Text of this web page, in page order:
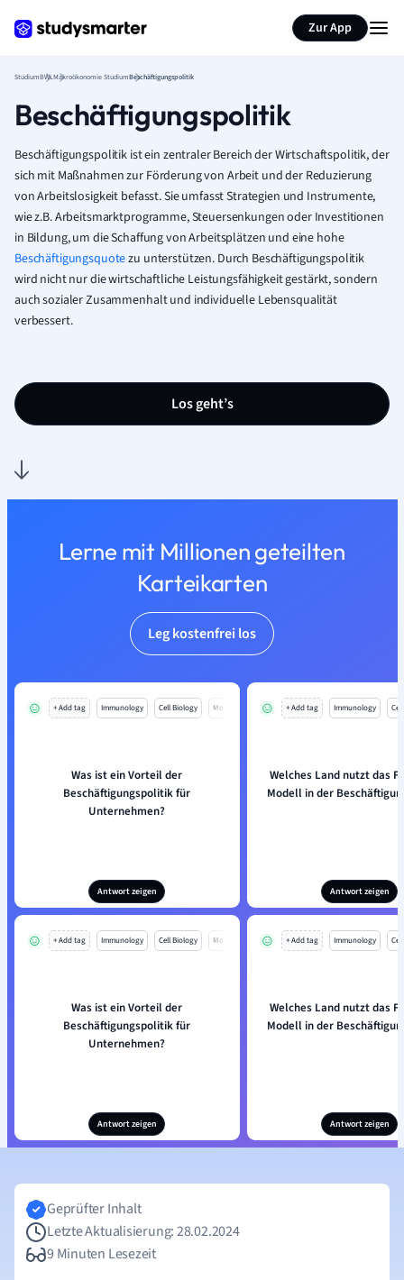
Zur App
StudiumBWLMakroökonomie StudiumBeschäftigungspolitik
Beschäftigungspolitik
Beschäftigungspolitik ist ein zentraler Bereich der Wirtschaftspolitik, der
sich mit Maßnahmen zur Förderung von Arbeit und der Reduzierung
von Arbeitslosigkeit befasst. Sie umfasst Strategien und Instrumente,
wie z.B. Arbeitsmarktprogramme, Steuersenkungen oder Investitionen
in Bildung, um die Schaffung von Arbeitsplätzen und eine hohe
Beschäftigungsquotezu unterstützen. Durch Beschäftigungspolitik
wird nicht nur die wirtschaftliche Leistungsfähigkeit gestärkt, sondern
auch sozialer Zusammenhalt und individuelle Lebensqualität
verbessert.
Los geht’s
Lerne mit Millionen geteilten
Karteikarten
Leg kostenfrei los
+ Add tag Immunology Cell Biology Mo
Was ist ein Vorteil der
Beschäftigungspolitik für
Unternehmen?
Antwort zeigen
+ Add tag Immunology
Welches Land nutzt das
Modell in der
Antwort zeigen
+ Add tag Immunology Cell Biology Mo
Was ist ein Vorteil der
Beschäftigungspolitik für
Unternehmen?
Antwort zeigen
+ Add tag Immunology
Welches Land nutzt das
Modell in der
Antwort zeigen
Geprüfter Inhalt
Letzte Aktualisierung: 28.02.2024
9 Minuten Lesezeit